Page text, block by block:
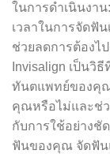
ในการดำเนินงา
เวลาในการจัดฟั
ช่วยลดการต้องไ
Invisalign เป็นวิ
ทันตแพทย์ของคุณ
คุณหรือไม่และช่ว
กับการใช้อย่างชั
ฟันของคุณ จัดฟัน